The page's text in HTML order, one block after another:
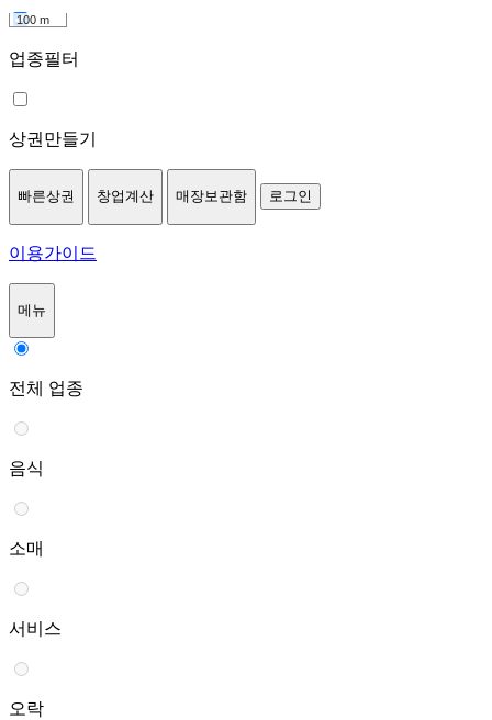
100 m
업종필터
상권만들기
빠른상권 창업계산 매장보관함 로그인
이용가이드
메뉴
전체 업종
음식
소매
서비스
오락